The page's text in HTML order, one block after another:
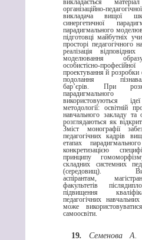
організаційно-
викладача вищої
синергетичної
парадигмального
підготовці майбутніх
просторі педагогічного
реалізація відповідних
моделювання
особистісно-
проектування й розробки
подолання
бар’єрів. При
використовуються
методології: освітній
навчального закладу та
розглядаються як
Зміст монографії
педагогічних кадрів
етапах
конкретизацією
принципу
складних системних
(середовищ).
аспірантам,
факультетів
підвищення
педагогічних
може
самоосвіти.
19. Семенова